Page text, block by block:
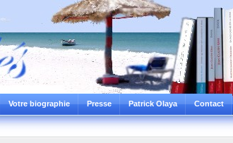
Votre biographie Presse Patrick Olaya Contact